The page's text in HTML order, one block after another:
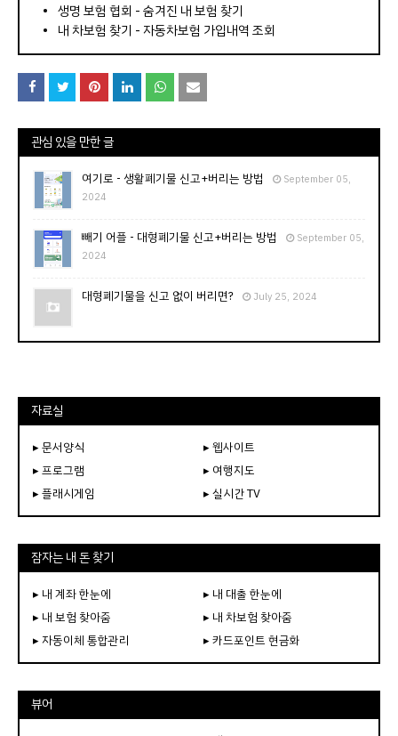
⠀­­­­­­­­؜؜؜؜­­­­­­­­؜؜؜؜• 생명 보험 협회 - 숨겨진 내 보험 찾기
내 차보험 찾기 - 자동차보험 가입내역 조회
관심 있을 만한 글
여기로 - 생활폐기물 신고+버리는 방법
September 05,
2024
빼기 어플 - 대형폐기물 신고+버리는 방법
September 05,
2024
대형폐기물을 신고 없이 버리면? July 25, 2024
자료실
▸ 문서양식
▸ 웹사이트
▸ 프로그램
▸ 여행지도
▸ 플래시게임
▸ 실시간 TV
잠자는 내 돈 찾기
▸ 내 계좌 한눈에
▸ 내 대출 한눈에
▸ 내 보험 찾아줌
▸ 내 차보험 찾아줌
▸ 자동이체 통합관리
▸ 카드포인트 현금화
뷰어